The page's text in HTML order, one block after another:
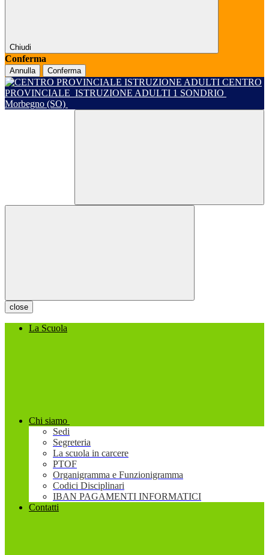
Chiudi
Conferma
Annulla Conferma
CENTRO
PROVINCIALE ISTRUZIONE ADULTI 1 SONDRIO
Morbegno (SO)
close
La Scuola
Chi siamo
Sedi
Segreteria
La scuola in carcere
PTOF
Organigramma e Funzionigramma
Codici Disciplinari
IBAN PAGAMENTI INFORMATICI
Contatti